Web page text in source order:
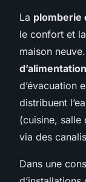
La plomberie
le confort et
maison
d’alimentation
d’évacuation
distribuent
(cuisine, salle
via des
Dans une